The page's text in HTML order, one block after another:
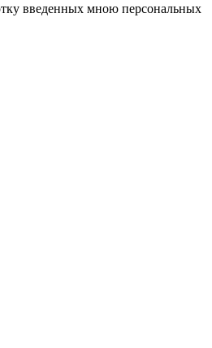
введенных мною персональных